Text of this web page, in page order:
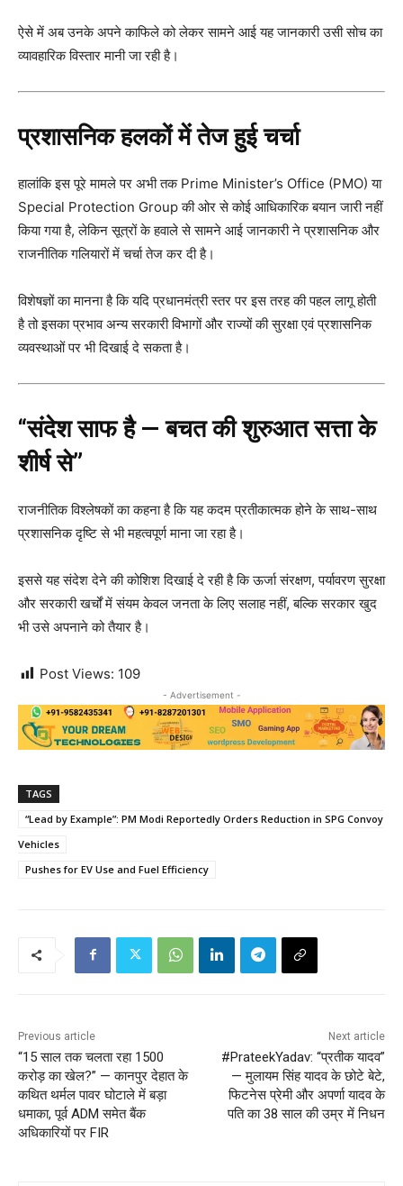
ऐसे में अब उनके अपने काफिले को लेकर सामने आई यह जानकारी उसी सोच का
व्यावहारिक विस्तार मानी जा रही है।
प्रशासनिक हलकों में तेज हुई चर्चा
हालांकि इस पूरे मामले पर अभी तक Prime Minister’s Office (PMO) या
Special Protection Group की ओर से कोई आधिकारिक बयान जारी नहीं
किया गया है, लेकिन सूत्रों के हवाले से सामने आई जानकारी ने प्रशासनिक और
राजनीतिक गलियारों में चर्चा तेज कर दी है।
विशेषज्ञों का मानना है कि यदि प्रधानमंत्री स्तर पर इस तरह की पहल लागू होती
है तो इसका प्रभाव अन्य सरकारी विभागों और राज्यों की सुरक्षा एवं प्रशासनिक
व्यवस्थाओं पर भी दिखाई दे सकता है।
“संदेश साफ है — बचत की शुरुआत सत्ता के
शीर्ष से”
राजनीतिक विश्लेषकों का कहना है कि यह कदम प्रतीकात्मक होने के साथ-साथ
प्रशासनिक दृष्टि से भी महत्वपूर्ण माना जा रहा है।
इससे यह संदेश देने की कोशिश दिखाई दे रही है कि ऊर्जा संरक्षण, पर्यावरण सुरक्षा
और सरकारी खर्चों में संयम केवल जनता के लिए सलाह नहीं, बल्कि सरकार खुद
भी उसे अपनाने को तैयार है।
Post Views: 109
- Advertisement -
TAGS
“Lead by Example”: PM Modi Reportedly Orders Reduction in SPG Convoy
Vehicles
Pushes for EV Use and Fuel Efficiency
Previous article
“15 साल तक चलता रहा 1500
करोड़ का खेल?” — कानपुर देहात के
कथित थर्मल पावर घोटाले में बड़ा
धमाका, पूर्व ADM समेत बैंक
अधिकारियों पर FIR
Next article
#PrateekYadav: “प्रतीक यादव”
— मुलायम सिंह यादव के छोटे बेटे,
फिटनेस प्रेमी और अपर्णा यादव के
पति का 38 साल की उम्र में निधन